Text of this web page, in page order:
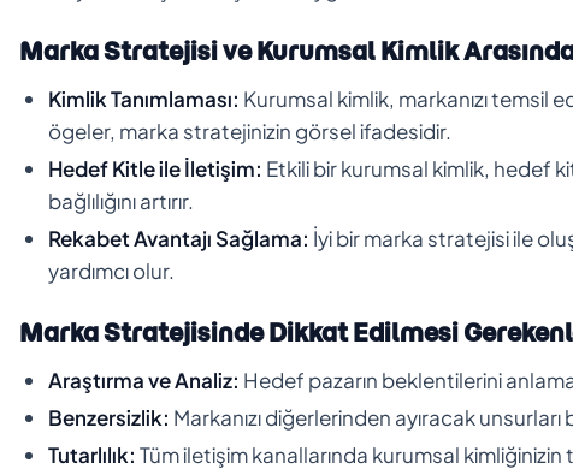
Marka Stratejisi ve Kurumsal Kimlik
Kimlik Tanımlaması: Kurumsal kimlik, markanızı temsil
ögeler, marka stratejinizin görsel ifadesidir.
Hedef Kitle ile İletişim: Etkili bir kurumsal kimlik, hedef
bağlılığını artırır.
Rekabet Avantajı Sağlama: İyi bir marka stratejisi ile
yardımcı olur.
Marka Stratejisinde Dikkat Edilmesi
Araştırma ve Analiz: Hedef pazarın beklentilerini
Benzersizlik: Markanızı diğerlerinden ayıracak
Tutarlılık: Tüm iletişim kanallarında kurumsal kimliğinizin